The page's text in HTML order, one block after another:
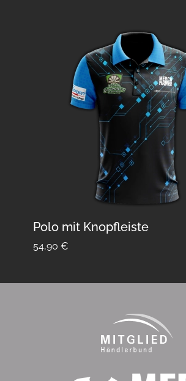
Polo mit Knopfleiste
54,90 €